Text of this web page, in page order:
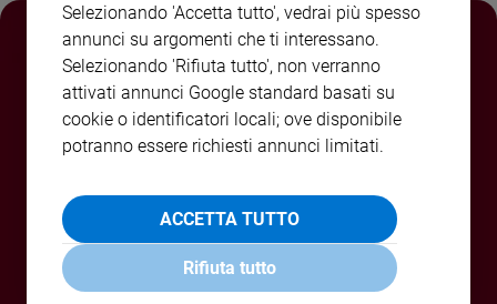
siamo
Pubblicità
Registrati
Selezionando 'Accetta tutto', vedrai più spesso
annunci su argomenti che ti interessano.
Selezionando 'Rifiuta tutto', non verranno
attivati annunci Google standard basati su
cookie o identificatori locali; ove disponibile
potranno essere richiesti annunci limitati.
ACCETTA TUTTO
Rifiuta tutto